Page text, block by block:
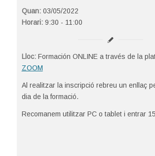
Quan:03/05/2022
Horari:9:30 - 11:00
Lloc:Formación ONLINE a través de la
ZOOM
Al realitzar la inscripció rebreu un enllaç
dia de la formació.
Recomanem utilitzar PC o tablet i entrar